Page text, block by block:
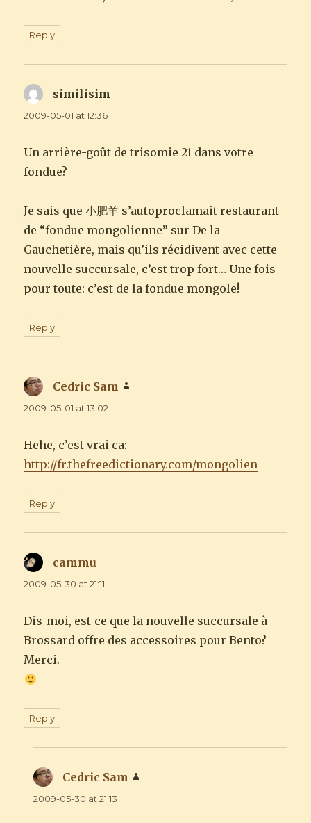
Reply
similisim
2009-05-01 at 12:36
Un arrière-goût de trisomie 21 dans votre
fondue?
Je sais que 小肥羊 s’autoproclamait restaurant
de “fondue mongolienne” sur De la
Gauchetière, mais qu’ils récidivent avec cette
nouvelle succursale, c’est trop fort… Une fois
pour toute: c’est de la fondue mongole!
Reply
Cedric Sam
2009-05-01 at 13:02
Hehe, c’est vrai ca:
http://fr.thefreedictionary.com/mongolien
Reply
cammu
2009-05-30 at 21:11
Dis-moi, est-ce que la nouvelle succursale à
Brossard offre des accessoires pour Bento?
Merci.
Reply
Cedric Sam
2009-05-30 at 21:13